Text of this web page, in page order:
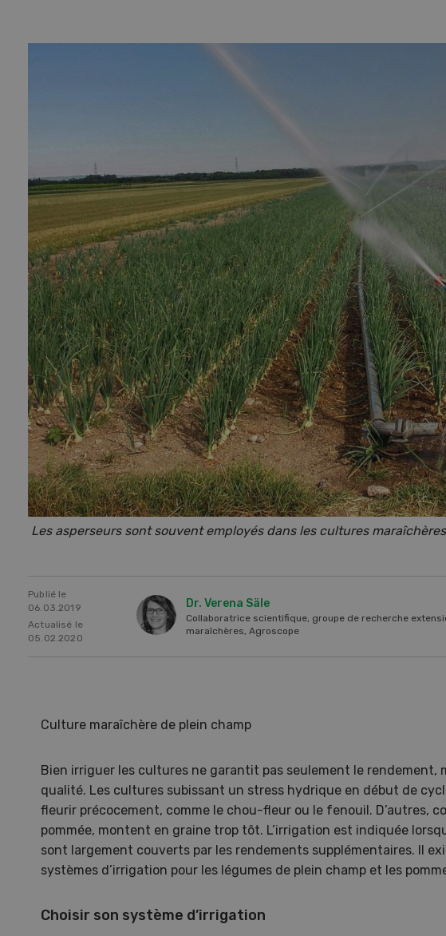
Les asperseurs sont souvent employés dans les cultures
Publié le
06.03.2019
Actualisé le
05.02.2020
Dr. Verena Säle
Collaboratrice scientifique, groupe de recherche
maraîchères, Agroscope
Culture maraîchère de plein champ
Bien irriguer les cultures ne garantit pas seulement le rendement,
qualité. Les cultures subissant un stress hydrique en début de
fleurir précocement, comme le chou-fleur ou le fenouil. D’autres,
pommée, montent en graine trop tôt. L’irrigation est indiquée
sont largement couverts par les rendements supplémentaires. Il
systèmes d’irrigation pour les légumes de plein champ et les
Choisir son système d’irrigation
Une ferme entre de nouvelles
mains
Une ferme entre de
L’agriculture à
climatique